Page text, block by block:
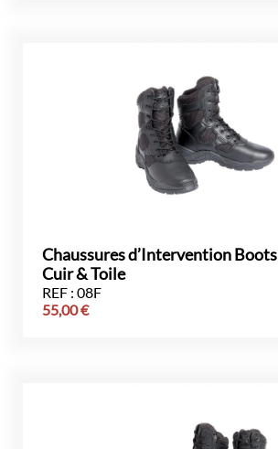
Chaussures d’Intervention Boots
Cuir & Toile
REF : 08F
55,00€